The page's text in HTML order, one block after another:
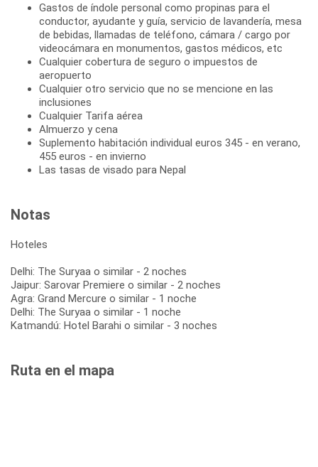
Gastos de índole personal como propinas para el
conductor, ayudante y guía, servicio de lavandería, mesa
de bebidas, llamadas de teléfono, cámara / cargo por
videocámara en monumentos, gastos médicos, etc
Cualquier cobertura de seguro o impuestos de
aeropuerto
Cualquier otro servicio que no se mencione en las
inclusiones
Cualquier Tarifa aérea
Almuerzo y cena
Suplemento habitación individual euros 345 - en verano,
455 euros - en invierno
Las tasas de visado para Nepal
Notas
Hoteles
Delhi: The Suryaa o similar - 2 noches
Jaipur: Sarovar Premiere o similar - 2 noches
Agra: Grand Mercure o similar - 1 noche
Delhi: The Suryaa o similar - 1 noche
Katmandú: Hotel Barahi o similar - 3 noches
Ruta en el mapa